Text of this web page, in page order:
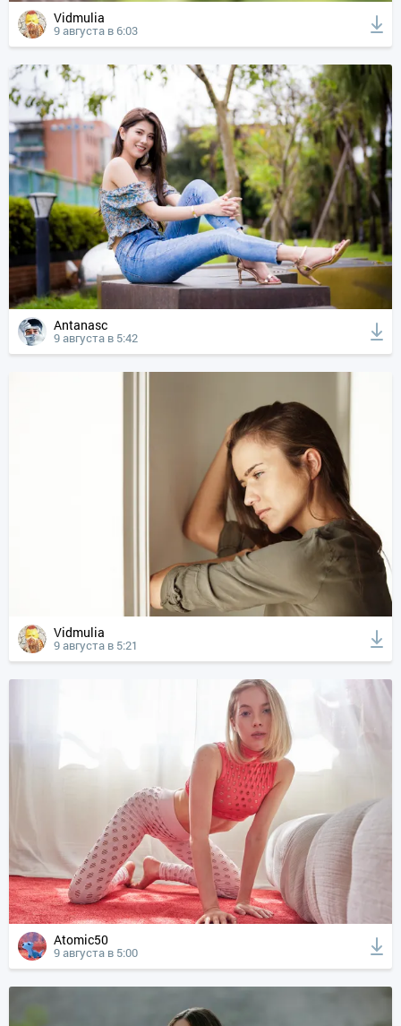
Vidmulia
9 августа в 6:03
Antanasc
9 августа в 5:42
Vidmulia
9 августа в 5:21
Atomic50
9 августа в 5:00